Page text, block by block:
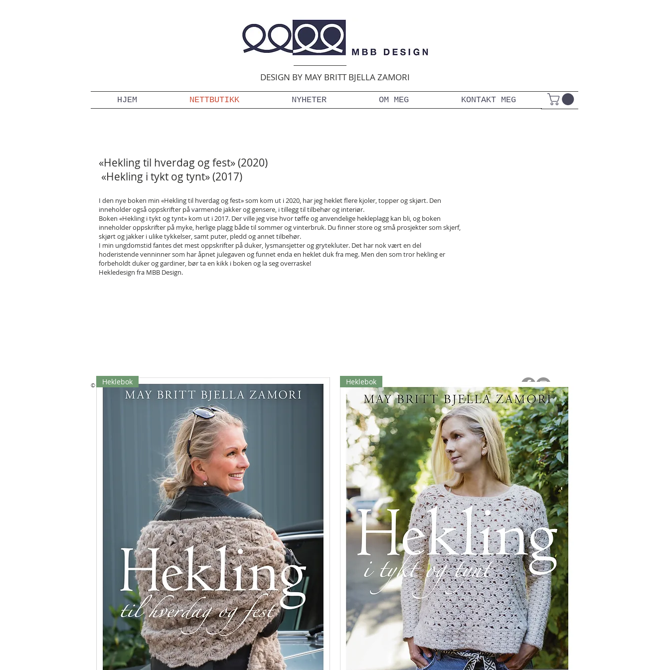
DESIGN BY MAY BRITT BJELLA ZAMORI
HJEM NETTBUTIKK NYHETER OM MEG KONTAKT MEG
«Hekling til hverdag og fest» (2020)
«Hekling i tykt og tynt» (2017)
I den nye boken min «Hekling til hverdag og fest» som kom ut i 2020, har jeg heklet flere kjoler, topper og skjørt. Den
inneholder også oppskrifter på varmende jakker og gensere, i tillegg til tilbehør og interiør.
Boken «Hekling i tykt og tynt» kom ut i 2017. Der ville jeg vise hvor tøffe og anvendelige hekleplagg kan bli, og boken
inneholder oppskrifter på myke, herlige plagg både til sommer og vinterbruk. Du finner store og små prosjekter som skjerf,
skjørt og jakker i ulike tykkelser, samt puter, pledd og annet tilbehør.
I min ungdomstid fantes det mest oppskrifter på duker, lysmansjetter og grytekluter. Det har nok vært en del
hoderistende venninner som har åpnet julegaven og funnet enda en heklet duk fra meg. Men den som tror hekling er
forbeholdt duker og gardiner, bør ta en kikk i boken og la seg overraske!
Hekledesign fra MBB Design.
© 2019 by Kari Hestnes
Heklebok Heklebok